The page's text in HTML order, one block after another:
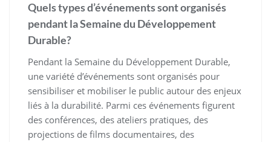
Quels types d’événements sont organisés
pendant la Semaine du Développement
Durable?
Pendant la Semaine du Développement Durable,
une variété d’événements sont organisés pour
sensibiliser et mobiliser le public autour des enjeux
liés à la durabilité. Parmi ces événements figurent
des conférences, des ateliers pratiques, des
projections de films documentaires, des